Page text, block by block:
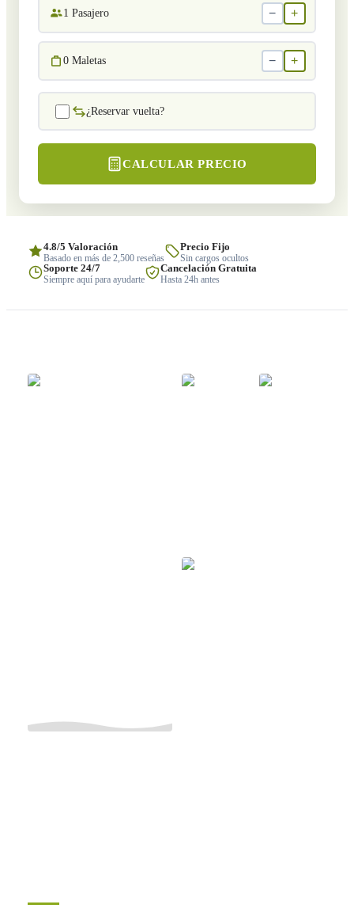
1 Pasajero − +
0 Maletas − +
¿Reservar vuelta?
CALCULAR PRECIO
4.8/5 Valoración
Basado en más de 2,500 reseñas
Precio Fijo
Sin cargos ocultos
Soporte 24/7
Siempre aquí para ayudarte
Cancelación Gratuita
Hasta 24h antes